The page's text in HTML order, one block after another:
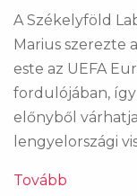
A Székelyföld
Marius szerezte
este az UEFA
fordulójában,
előnyből
lengyelországi
Tovább